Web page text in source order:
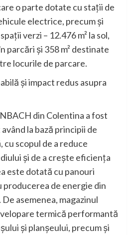
o parte dotate cu stații de
electrice, precum și
verzi – 12.476 m² la sol,
parcări și 358 m² destinate
locurile de parcare.
și impact redus asupra
din Colentina a fost
la bază principii de
scopul de a reduce
și de a crește eficiența
este dotată cu panouri
de energie din
asemenea, magazinul
termică performantă
și planșeului, precum și